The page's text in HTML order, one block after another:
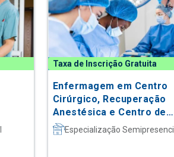
Taxa de Inscrição Gratuita
Enfermagem em Centro
Cirúrgico, Recuperação
Anestésica e Centro de
Material e Esterilização
Especialização